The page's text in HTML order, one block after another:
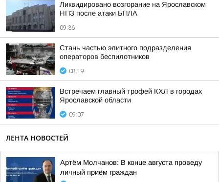
Ликвидировано возгорание на Ярославском
НПЗ после атаки БПЛА
09:36
Стань частью элитного подразделения
операторов беспилотников
08:19
Встречаем главный трофей КХЛ в городах
Ярославской области
09:07
ЛЕНТА НОВОСТЕЙ
Артём Молчанов: В конце августа проведу
личный приём граждан